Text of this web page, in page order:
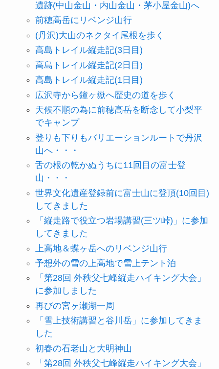
遺跡(中山金山・内山金山・茅小屋金山)へ
前穂高岳にリベンジ山行
(丹沢)大山のネクタイ尾根を歩く
高島トレイル縦走記(3日目)
高島トレイル縦走記(2日目)
高島トレイル縦走記(1日目)
広沢寺から鐘ヶ嶽へ歴史の道を歩く
天候不順の為に前穂高岳を断念して小梨平
でキャンプ
登りも下りもバリエーションルートで丹沢
山へ・・・
舌の根の乾かぬうちに11回目の富士登
山・・・
世界文化遺産登録前に富士山に登頂(10回目)
してきました
「縦走路で役立つ岩場講習(三ツ峠)」に参加
してきました
上高地＆蝶ヶ岳へのリベンジ山行
予想外の雪の上高地で雪上テント泊
「第28回 外秩父七峰縦走ハイキング大会」
に参加しました
再びの宮ヶ瀬湖一周
「雪上技術講習と谷川岳」に参加してきま
した
初春の石老山と大明神山
「第28回 外秩父七峰縦走ハイキング大会」